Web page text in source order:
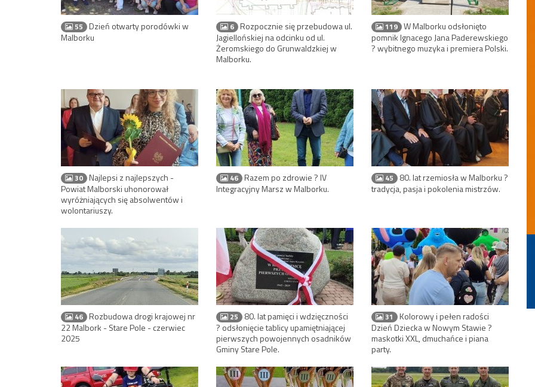
55 Dzień otwarty porodówki w
Malborku
6 Rozpocznie się przebudowa ul.
Jagiellońskiej na odcinku od ul.
Żeromskiego do Grunwaldzkiej w
Malborku.
119 W Malborku odsłonięto
pomnik Ignacego Jana Paderewskiego
? wybitnego muzyka i premiera Polski.
30 Najlepsi z najlepszych -
Powiat Malborski uhonorował
wyróżniających się absolwentów i
wolontariuszy.
46 Razem po zdrowie ? IV
Integracyjny Marsz w Malborku.
45 80. lat rzemiosła w Malborku ?
tradycja, pasja i pokolenia mistrzów.
46 Rozbudowa drogi krajowej nr
22 Malbork - Stare Pole - czerwiec
2025
25 80. lat pamięci i wdzięczności
? odsłonięcie tablicy upamiętniającej
pierwszych powojennych osadników
Gminy Stare Pole.
31 Kolorowy i pełen radości
Dzień Dziecka w Nowym Stawie ?
maskotki XXL, dmuchańce i piana
party.